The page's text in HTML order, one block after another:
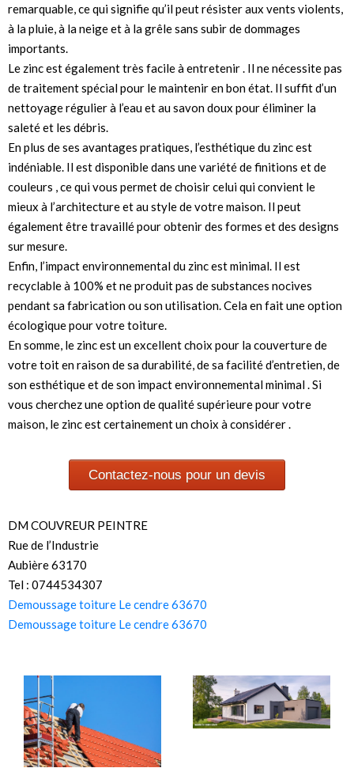
remarquable, ce qui signifie qu’il peut résister aux vents violents,
à la pluie, à la neige et à la grêle sans subir de dommages
importants.
Le zinc est également très facile à entretenir . Il ne nécessite pas
de traitement spécial pour le maintenir en bon état. Il suffit d’un
nettoyage régulier à l’eau et au savon doux pour éliminer la
saleté et les débris.
En plus de ses avantages pratiques, l’esthétique du zinc est
indéniable. Il est disponible dans une variété de finitions et de
couleurs , ce qui vous permet de choisir celui qui convient le
mieux à l’architecture et au style de votre maison. Il peut
également être travaillé pour obtenir des formes et des designs
sur mesure.
Enfin, l’impact environnemental du zinc est minimal. Il est
recyclable à 100% et ne produit pas de substances nocives
pendant sa fabrication ou son utilisation. Cela en fait une option
écologique pour votre toiture.
En somme, le zinc est un excellent choix pour la couverture de
votre toit en raison de sa durabilité, de sa facilité d’entretien, de
son esthétique et de son impact environnemental minimal . Si
vous cherchez une option de qualité supérieure pour votre
maison, le zinc est certainement un choix à considérer .
Contactez-nous pour un devis
DM COUVREUR PEINTRE
Rue de l’Industrie
Aubière 63170
Tel : 0744534307
Demoussage toiture Le cendre 63670
Demoussage toiture Le cendre 63670